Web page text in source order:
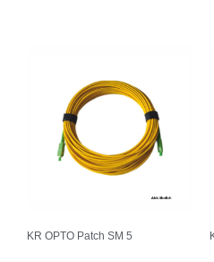
KR OPTO Patch SM 5